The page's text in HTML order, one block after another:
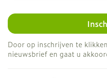
Door op inschrijven te
nieuwsbrief en gaat u